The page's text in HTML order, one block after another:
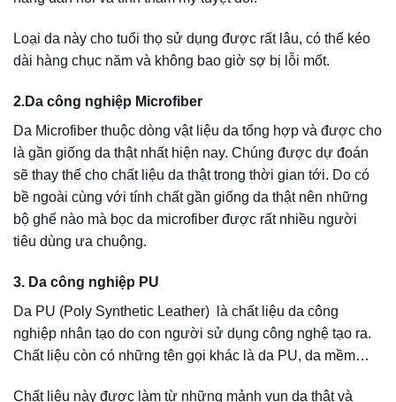
Chất liệu còn có những tên gọi khác là da PU, da mềm…
Chất liệu này được làm từ những mảnh vụn da thật và
nhựa PVC. Da PU công nghiệp gần giống da thật nên
thường được dùng để bọc ghế sofa và đang rất được ưa
4. Da công nghiệp nhập khẩu
Da công nghiệp nhập khẩu được yêu thích nhờ tính thẩm
mĩ và chất lượng. Các dòng da công nghiệp được yêu
thích nhất là loại da nhập khẩu từ Ý, Hàn Quốc, Đức,
Malaysia, Nhật Bản, Đài Loan… Đây đều là các quốc gia
có ngành công nghiệp sản xuất và phát triển da đứng đầu
4 Loại Da Được Người Tiêu Dùng Ưa Chuộng Nhất